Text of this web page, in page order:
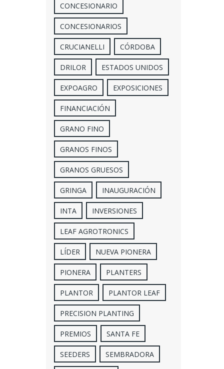
CONCESIONARIO
CONCESIONARIOS
CRUCIANELLI CÓRDOBA
DRILOR ESTADOS UNIDOS
EXPOAGRO EXPOSICIONES
FINANCIACIÓN
GRANO FINO
GRANOS FINOS
GRANOS GRUESOS
GRINGA INAUGURACIÓN
INTA INVERSIONES
LEAF AGROTRONICS
LÍDER NUEVA PIONERA
PIONERA PLANTERS
PLANTOR PLANTOR LEAF
PRECISION PLANTING
PREMIOS SANTA FE
SEEDERS SEMBRADORA